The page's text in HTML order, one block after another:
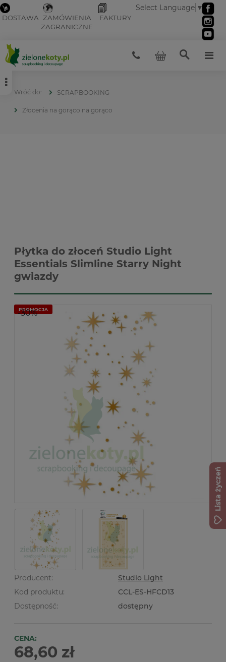
DOSTAWA ZAMÓWIENIA
ZAGRANICZNE
FAKTURY
Select Language ▼
SCRAPBOOKING
Złocenia na gorąco na gorąco
Płytka do złoceń Studio Light
Essentials Slimline Starry Night
gwiazdy
PROMOCJA
-30%
Producent:
Studio Light
Kod produktu:
CCL-ES-HFCD13
Dostępność:
dostępny
CENA:
68,60 zł
Lista życzeń